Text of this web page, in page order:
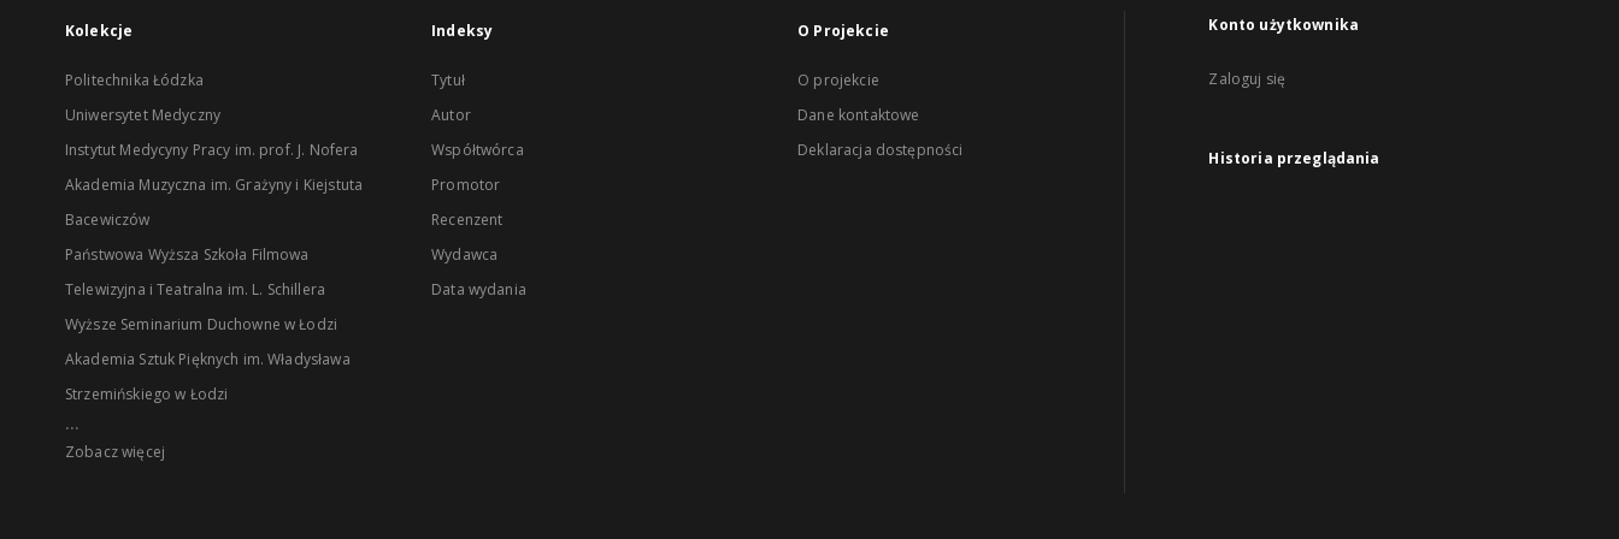
Kolekcje
Politechnika Łódzka
Uniwersytet Medyczny
Instytut Medycyny Pracy im. prof. J. Nofera
Akademia Muzyczna im. Grażyny i Kiejstuta
Bacewiczów
Państwowa Wyższa Szkoła Filmowa
Telewizyjna i Teatralna im. L. Schillera
Wyższe Seminarium Duchowne w Łodzi
Akademia Sztuk Pięknych im. Władysława
Strzemińskiego w Łodzi
...
Zobacz więcej
Indeksy
Tytuł
Autor
Współtwórca
Promotor
Recenzent
Wydawca
Data wydania
O Projekcie
O projekcie
Dane kontaktowe
Deklaracja dostępności
Konto użytkownika
Zaloguj się
Historia przeglądania